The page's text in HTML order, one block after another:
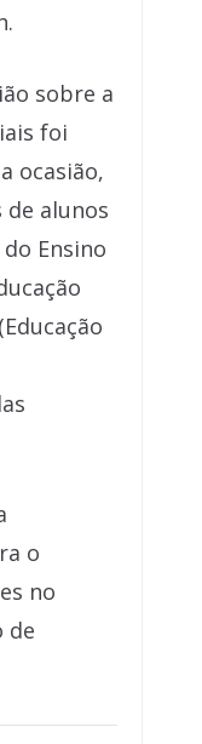
sobre a
foi
ocasião,
de alunos
Ensino
o
no
de